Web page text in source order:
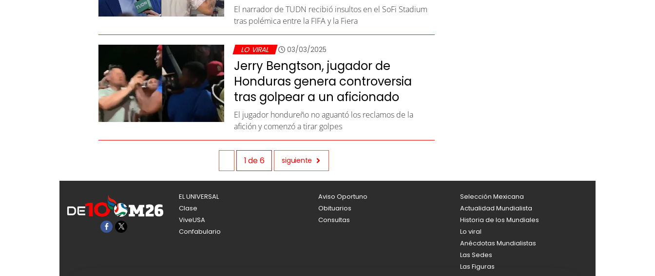
El narrador de TUDN recibió insultos en el SoFi Stadium
tras polémica entre la FIFA y la Fiera
LO VIRAL 03/03/2025
Jerry Bengtson, jugador de
Honduras genera controversia
tras golpear a un aficionado
El jugador hondureño no aguantó los reclamos de la
afición y comenzó a tirar golpes
1de6 siguiente
EL UNIVERSAL
Clase
ViveUSA
Confabulario
Aviso Oportuno
Obituarios
Consultas
Selección Mexicana
Actualidad Mundialista
Historia de los Mundiales
Lo viral
Anécdotas Mundialistas
Las Sedes
Las Figuras